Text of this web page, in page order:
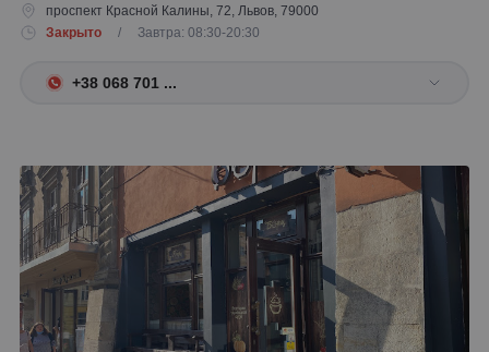
проспект Красной Калины, 72, Львов, 79000
Закрыто
/ Завтра: 08:30-20:30
+38 068 701 ...